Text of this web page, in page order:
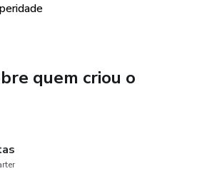
quem criou o